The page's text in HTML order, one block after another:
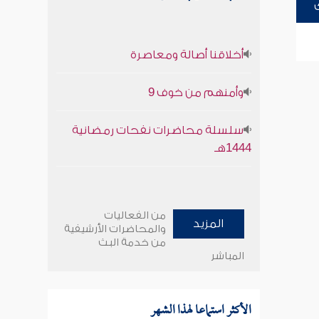
أخلاقنا أصالة ومعاصرة
وأمنهم من خوف 9
سلسلة محاضرات نفحات رمضانية
1444هـ
المزيد
من الفعاليات
والمحاضرات الأرشيفية
من خدمة البث
المباشر
الأكثر استماعا لهذا الشهر